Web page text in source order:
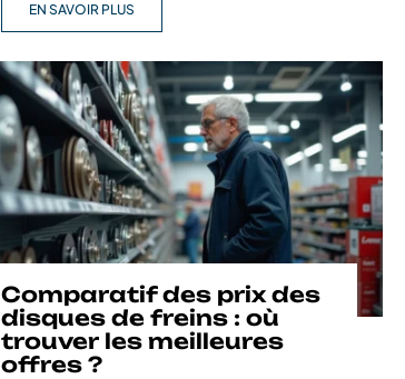
EN SAVOIR PLUS
Comparatif des prix des
disques de freins : où
trouver les meilleures
offres ?